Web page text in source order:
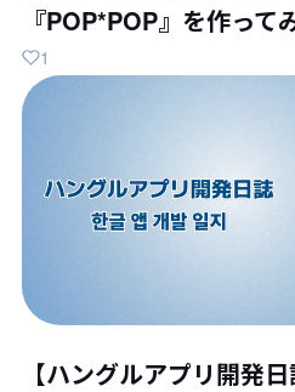
『POP*POP』を作って
1
【ハングルアプリ開発